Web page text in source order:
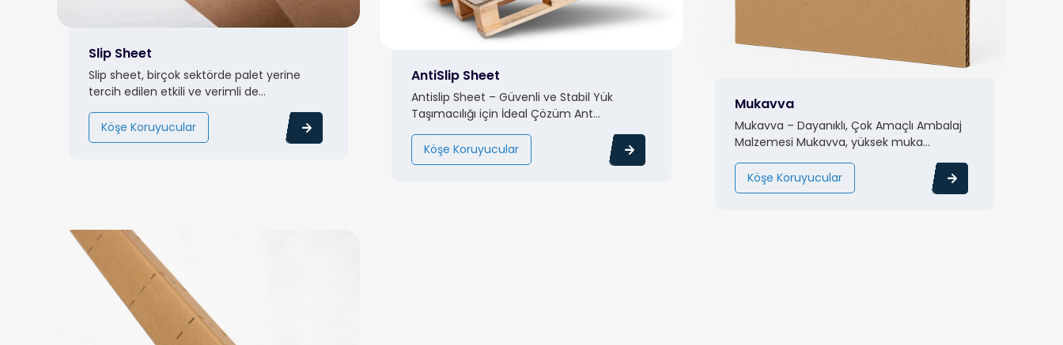
Slip Sheet
Slip sheet, birçok sektörde palet yerine
tercih edilen etkili ve verimli de...
Köşe Koruyucular
AntiSlip Sheet
Antislip Sheet – Güvenli ve Stabil Yük
Taşımacılığı için İdeal Çözüm Ant...
Köşe Koruyucular
Mukavva
Mukavva – Dayanıklı, Çok Amaçlı Ambalaj
Malzemesi Mukavva, yüksek muka...
Köşe Koruyucular